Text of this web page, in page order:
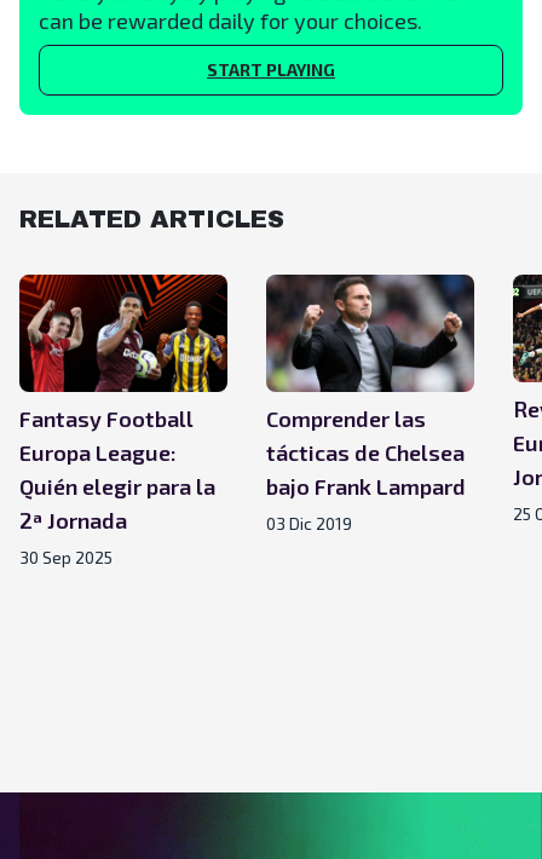
can be rewarded daily for your choices.
START PLAYING
RELATED ARTICLES
Fantasy Football
Europa League:
Quién elegir para la
2ª Jornada
30 Sep 2025
Comprender las
tácticas de Chelsea
bajo Frank Lampard
03 Dic 2019 25